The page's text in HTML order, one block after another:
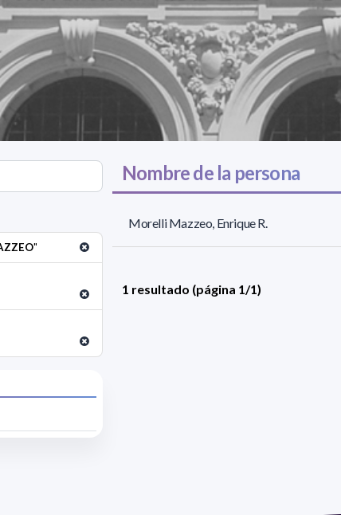
"
Nombre de la persona
Morelli Mazzeo, Enrique R.
1 resultado (página 1/1)